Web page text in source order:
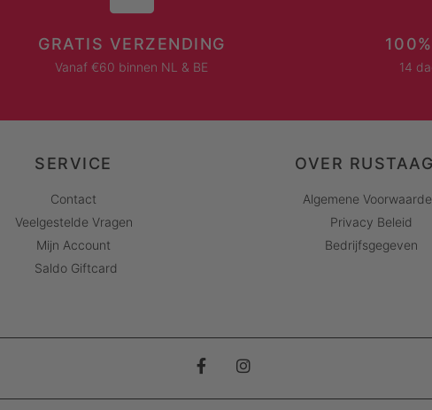
GRATIS VERZENDING
Vanaf €60 binnen NL & BE 14
SERVICE
Contact
Veelgestelde Vragen
Mijn Account
Saldo Giftcard
OVER
Algemene
Privacy Beleid
Bedrijfsgegeven